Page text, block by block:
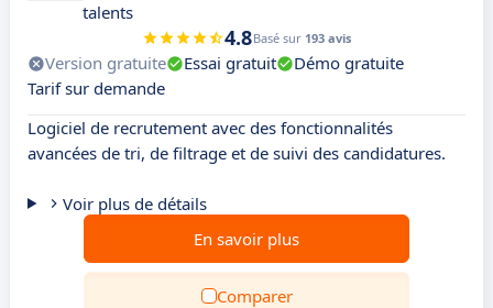
talents
4.8Basé sur 193 avis
Version gratuite Essai gratuit
Démo gratuite
Tarif sur demande
Logiciel de recrutement avec des fonctionnalités
avancées de tri, de filtrage et de suivi des candidatures.
Voir plus de détails
En savoir plus
Comparer